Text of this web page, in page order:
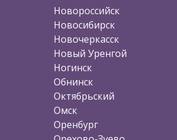
Новороссийск
Новосибирск
Новочеркасск
Новый Уренгой
Ногинск
Обнинск
Октябрьский
Омск
Оренбург